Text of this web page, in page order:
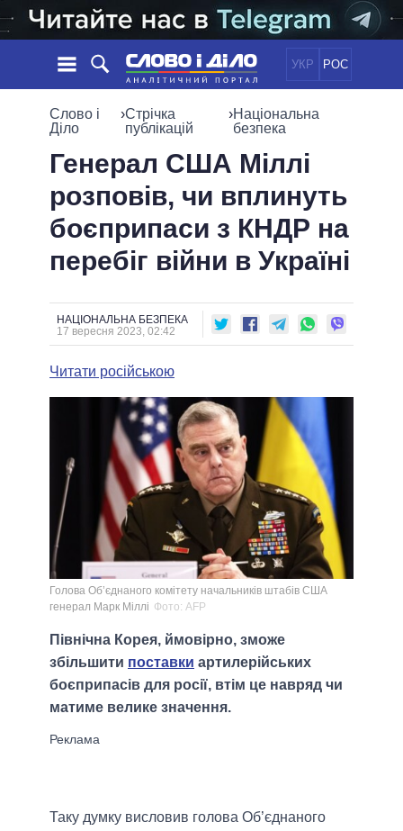
УКР РОС
НОВИНИ
СТАТТІ
ДУМКИ
ОГЛЯДИ
ПОЛІТИКА
СУСПІЛЬСТВО
СВІТ
ОБIЦЯНКИ
ПОЛIТИКИ
УСІ ПОЛІТИКИ
ПРЕЗИДЕНТ І ОФІС
КАБІНЕТ МІНІСТРІВ
ГОЛОВИ ОБЛАДМІНІСТРАЦІЙ
МЕРИ МІСТ
ІНФОГРАФІКА
ВІДЕО
ПІДТРИМАТИ
ПОРІВНЯННЯ ПОЛІТИКІВ
Слово і
Діло
›Стрічка
публікацій
›Національна
безпека
Генерал США Міллі
розповів, чи вплинуть
боєприпаси з КНДР на
перебіг війни в Україні
НАЦІОНАЛЬНА БЕЗПЕКА
17 вересня 2023, 02:42
Читати російською
Голова Об’єднаного комітету начальників штабів США
генерал Марк Міллі Фото: AFP
Північна Корея, ймовірно, зможе
збільшити поставки артилерійських
боєприпасів для росії, втім це навряд чи
матиме велике значення.
Таку думку висловив голова Об’єднаного